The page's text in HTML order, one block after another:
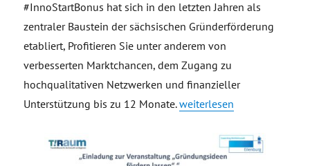
#InnoStartBonus hat sich in den letzten Jahren als
zentraler Baustein der sächsischen Gründerförderung
etabliert, Profitieren Sie unter anderem von
verbesserten Marktchancen, dem Zugang zu
hochqualitativen Netzwerken und finanzieller
Unterstützung bis zu 12 Monate.„Einladung zur
weiterlesen